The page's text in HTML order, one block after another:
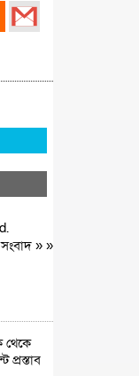
» »
থেকে
প্রস্তাব